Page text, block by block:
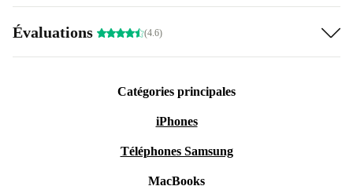
Évaluations (4.6)
Catégories principales
iPhones
Téléphones Samsung
MacBooks